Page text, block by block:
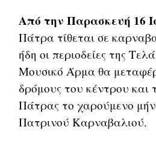
Από την Παρασκευή 16
Πάτρα τίθεται σε
ήδη οι περιοδείες της
Μουσικό Άρμα θα
δρόμους του κέντρου και
Πάτρας το χαρούμενο
Πατρινού Καρναβαλιού.